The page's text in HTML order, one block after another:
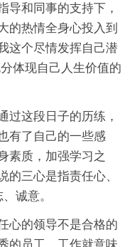
导和同事的支持下，
的热情全身心投入到
这个尽情发挥自己潜
体现自己人生价值的
过这段日子的历练，
有了自己的一些感
素质，加强学习之
的三心是指责任心、
诚意。
心的领导不是合格的